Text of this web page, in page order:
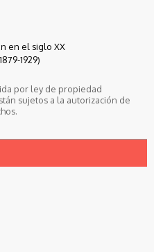
en el siglo XX
1929)
por ley de propiedad
sujetos a la autorización de